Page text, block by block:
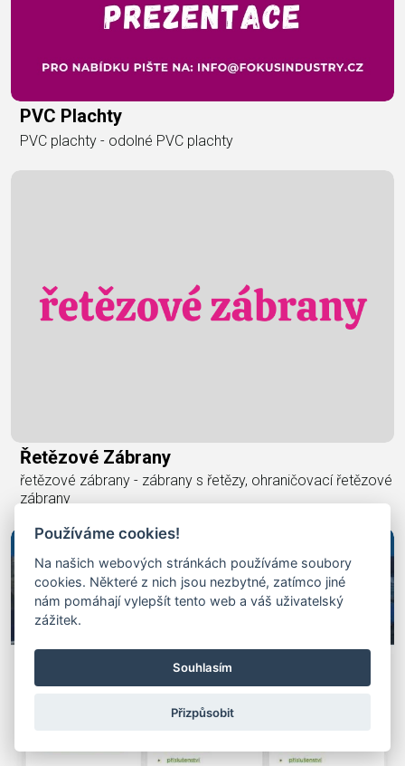
PVC Plachty
PVC plachty - odolné PVC plachty
Řetězové Zábrany
řetězové zábrany - zábrany s řetězy, ohraničovací řetězové
zábrany
Používáme cookies!
Na našich webových stránkách používáme soubory
cookies. Některé z nich jsou nezbytné, zatímco jiné
nám pomáhají vylepšít tento web a váš uživatelský
zážitek.
Souhlasím
Přizpůsobit